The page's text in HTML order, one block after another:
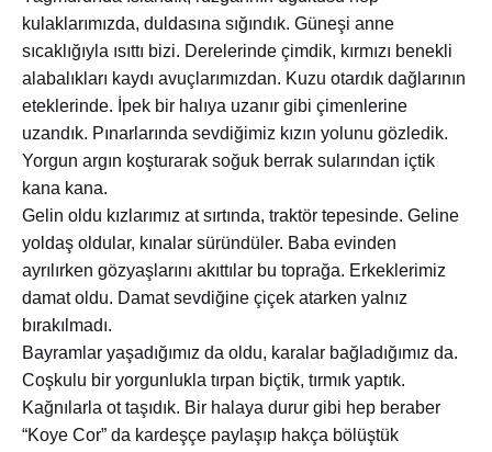
kulaklarımızda, duldasına sığındık. Güneşi anne
sıcaklığıyla ısıttı bizi. Derelerinde çimdik, kırmızı benekli
alabalıkları kaydı avuçlarımızdan. Kuzu otardık dağlarının
eteklerinde. İpek bir halıya uzanır gibi çimenlerine
uzandık. Pınarlarında sevdiğimiz kızın yolunu gözledik.
Yorgun argın koşturarak soğuk berrak sularından içtik
kana kana.
Gelin oldu kızlarımız at sırtında, traktör tepesinde. Geline
yoldaş oldular, kınalar süründüler. Baba evinden
ayrılırken gözyaşlarını akıttılar bu toprağa. Erkeklerimiz
damat oldu. Damat sevdiğine çiçek atarken yalnız
bırakılmadı.
Bayramlar yaşadığımız da oldu, karalar bağladığımız da.
Coşkulu bir yorgunlukla tırpan biçtik, tırmık yaptık.
Kağnılarla ot taşıdık. Bir halaya durur gibi hep beraber
“Koye Cor” da kardeşçe paylaşıp hakça bölüştük